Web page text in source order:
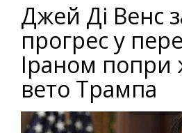
Джей Ді Венс
прогрес у
Іраном попри
вето Трампа